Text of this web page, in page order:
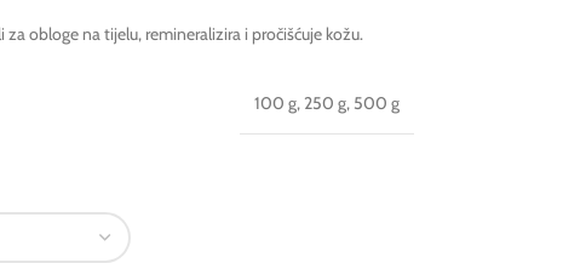
obloge na tijelu, remineralizira i pročišćuje kožu.
100 g, 250 g, 500 g